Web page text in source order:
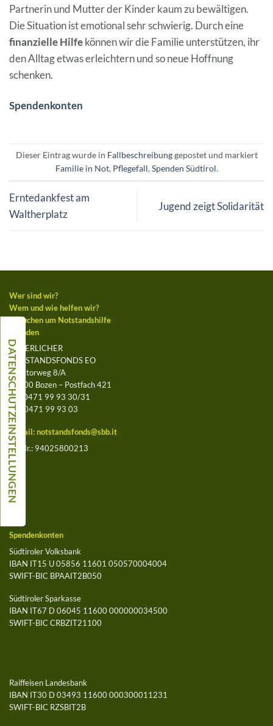
Partnerin und Mutter der Kinder kaum zu bewältigen.
Die Situation ist emotional sehr schwierig. Durch eine
finanzielle Hilfekönnen wir die Familie unterstützen, ihr
den Alltag etwas erleichtern und so neue Hoffnung
schenken.
Spendenkonten
Dieser Eintrag wurde in Fallbeschreibunggepostet und markiert
Familie in Not, Pflegefall,Spenden Südtirol.
Erntedankfest am
Waltherplatz
Jugend zeigt Solidarität
Wer sind wir?
Wem und wie helfen wir?
Ansuchen um Notstandshilfe
Spenden
BÄUERLICHER
NOTSTANDSFONDS EO
Leegtorweg 8/A
39100 Bozen – Postfach 421
Tel. 0471 99 93 30/31
Fax 0471 99 93 03
E-Mail: notstandsfonds@sbb.it
St.-Nr.: 94025800213
Spendenkonten
Südtiroler Volksbank
IBAN IT15 U 05856 11601 050570004004
SWIFT-BIC BPAAIT2B050
Südtiroler Sparkasse
IBAN IT67 D 06045 11600 000000034500
SWIFT-BIC CRBZIT21100
Raiffeisen Landesbank
IBAN IT30 D 03493 11600 000300011231
SWIFT-BIC RZSBIT2B